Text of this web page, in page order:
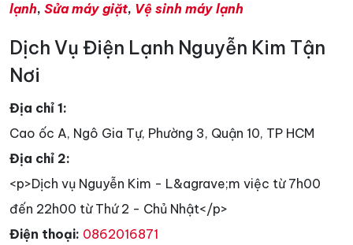
lạnh, Sửa máy giặt, Vệ sinh máy lạnh
Dịch Vụ Điện Lạnh Nguyễn Kim Tận
Nơi
Địa chỉ 1:
Cao ốc A, Ngô Gia Tự, Phường 3, Quận 10, TP HCM
Địa chỉ 2:
<p>Dịch vụ Nguyễn Kim - L&agrave;m việc từ 7h00
đến 22h00 từ Thứ 2 - Chủ Nhật</p>
Điện thoại: 0862016871